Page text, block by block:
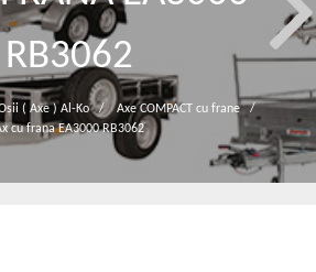
RB3062
( Axe ) Al-Ko / Axe COMPACT cu frane
/
cu frana EA3000 RB3062